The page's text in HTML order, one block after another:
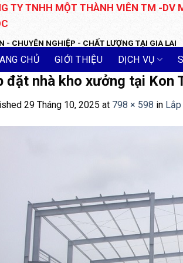
TY TNHH MỘT THÀNH VIÊN TM -DV
- CHUYÊN NGHIỆP - CHẤT LƯỢNG TẠI GIA LAI
CHỦ GIỚI THIỆU DỊCH VỤ
đặt nhà kho xưởng tại Kon
29 Tháng 10, 2025 at 798 × 598 in